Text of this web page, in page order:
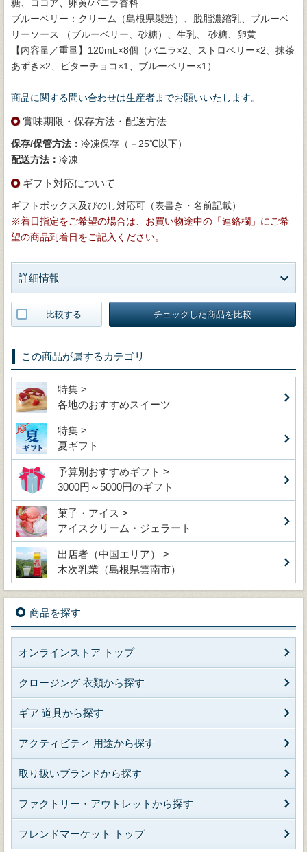
糖、ココア、卵黄/バニラ香料
ブルーベリー：クリーム（島根県製造）、脱脂濃縮乳、ブルーベ
リーソース （ブルーベリー、砂糖）、生乳、 砂糖、卵黄
【内容量／重量】120mL×8個（バニラ×2、ストロベリー×2、抹茶
あずき×2、ビターチョコ×1、ブルーベリー×1）
商品に関する問い合わせは生産者までお願いいたします。
賞味期限・保存方法・配送方法
保存/保管方法： 冷凍保存（－25℃以下）
配送方法： 冷凍
ギフト対応について
ギフトボックス及びのし対応可（表書き・名前記載）
※着日指定をご希望の場合は、お買い物途中の「連絡欄」にご希
望の商品到着日をご記入ください。
詳細情報
比較する チェックした商品を比較
この商品が属するカテゴリ
特集 >
各地のおすすめスイーツ
特集 >
夏ギフト
予算別おすすめギフト >
3000円～5000円のギフト
菓子・アイス >
アイスクリーム・ジェラート
出店者（中国エリア） >
木次乳業（島根県雲南市）
商品を探す
オンラインストア トップ
クロージング 衣類から探す
ギア 道具から探す
アクティビティ 用途から探す
取り扱いブランドから探す
ファクトリー・アウトレットから探す
フレンドマーケット トップ